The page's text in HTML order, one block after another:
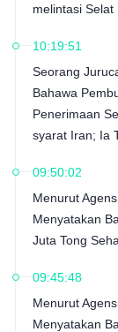
melintasi
10:19:51
Seorang
Bahawa
Penerimaan
syarat Iran; Ia
09:50:02
Menurut
Menyatakan
Juta Tong
09:45:48
Menurut
Menyatakan